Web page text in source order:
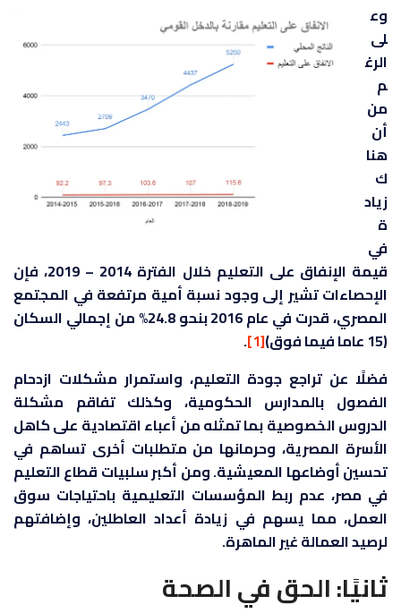
وع
لى
الرغ
م
من
أن
هنا
ك
زياد
ة
في
قيمة الإنفاق على التعليم خلال الفترة 2014 – 2019، فإن
الإحصاءات تشير إلى وجود نسبة أمية مرتفعة في المجتمع
المصري، قدرت في عام 2016 بنحو 24.8% من إجمالي السكان
(15 عاما فيما فوق)
[1]
.
فضلًا عن تراجع جودة التعليم، واستمرار مشكلات ازدحام
الفصول بالمدارس الحكومية، وكذلك تفاقم مشكلة
الدروس الخصوصية بما تمثله من أعباء اقتصادية على كاهل
الأسرة المصرية، وحرمانها من متطلبات أخرى تساهم في
تحسين أوضاعها المعيشية. ومن أكبر سلبيات قطاع التعليم
في مصر، عدم ربط المؤسسات التعليمية باحتياجات سوق
العمل، مما يسهم في زيادة أعداد العاطلين، وإضافتهم
لرصيد العمالة غير الماهرة.
ثانيًا: الحق في الصحة